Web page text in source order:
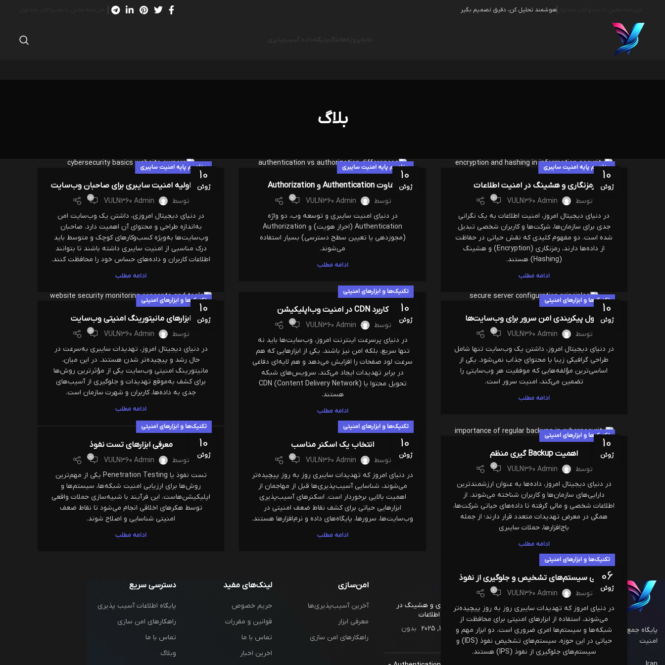
هوشمند تحلیل کن، دقیق تصمیم بگیر
بلاگ
10
ژوئن
مفاهیم پایه امنیت سایبری
رمزنگاری و هشینگ در امنیت اطلاعات
توسط VULN360 Admin
0
در دنیای دیجیتال امروز، امنیت اطلاعات به یک نگرانی
جدی برای سازمان‌ها، شرکت‌ها و کاربران شخصی تبدیل
شده است. دو مفهوم کلیدی که نقش حیاتی در حفاظت
از داده‌ها دارند، رمزنگاری (Encryption) و هشینگ
(Hashing) هستند.
ادامه مطلب
10
ژوئن
مفاهیم پایه امنیت سایبری
تفاوت Authentication و Authorization
توسط VULN360 Admin
0
در دنیای امنیت سایبری و توسعه وب، دو واژه
Authentication (احراز هویت) و Authorization
(مجوزدهی یا تعیین سطح دسترسی) بسیار استفاده
می‌شوند.
ادامه مطلب
10
ژوئن
مفاهیم پایه امنیت سایبری
اصول اولیه امنیت سایبری برای صاحبان وب‌سایت
توسط VULN360 Admin
0
در دنیای دیجیتال امروزی، داشتن یک وب‌سایت امن
به‌اندازه طراحی و محتوای آن اهمیت دارد. صاحبان
وب‌سایت‌ها به‌ویژه کسب‌وکارهای کوچک و متوسط باید
درک مناسبی از امنیت سایبری داشته باشند تا بتوانند
اطلاعات کاربران و داده‌های حساس خود را محافظت کنند.
ادامه مطلب
10
ژوئن
تکنیک‌ها و ابزارهای امنیتی
اصول پیکربندی امن سرور برای وب‌سایت‌ها
توسط VULN360 Admin
0
در دنیای دیجیتال امروز، داشتن یک وب‌سایت تنها شامل
طراحی گرافیکی زیبا یا محتوای جذاب نمی‌شود. یکی از
اساسی‌ترین مؤلفه‌هایی که موفقیت هر وب‌سایتی را
تضمین می‌کند، امنیت سرور است.
ادامه مطلب
10
ژوئن
تکنیک‌ها و ابزارهای امنیتی
کاربرد CDN در امنیت وب‌اپلیکیشن
توسط VULN360 Admin
0
در دنیای پرسرعت اینترنت امروز، وب‌سایت‌ها باید نه
تنها سریع، بلکه امن نیز باشند. یکی از ابزارهایی که هم
سرعت لود صفحات را افزایش می‌دهد و هم لایه‌ای دفاعی
در برابر تهدیدات ایجاد می‌کند، سرویس‌های شبکه
تحویل محتوا یا CDN (Content Delivery Network)
هستند.
ادامه مطلب
10
ژوئن
تکنیک‌ها و ابزارهای امنیتی
ابزارهای مانیتورینگ امنیتی وب‌سایت
توسط VULN360 Admin
0
در دنیای دیجیتال امروز، تهدیدات سایبری به‌سرعت در
حال رشد و پیچیده‌تر شدن هستند. در این میان،
مانیتورینگ امنیتی وب‌سایت یکی از مؤثرترین روش‌ها
برای کشف به‌موقع تهدیدات و جلوگیری از آسیب‌های
جدی به داده‌ها، کاربران و شهرت سازمان است.
ادامه مطلب
10
ژوئن
تکنیک‌ها و ابزارهای امنیتی
اهمیت Backup گیری منظم
توسط VULN360 Admin
0
در دنیای دیجیتال امروز، داده‌ها به عنوان ارزشمندترین
دارایی‌های سازمان‌ها و کاربران شناخته می‌شوند. از
اطلاعات شخصی و مالی گرفته تا داده‌های حیاتی شرکت‌ها،
همگی در معرض تهدیدات متعدد قرار دارند؛ از جمله
باج‌افزارها، حملات سایبری
ادامه مطلب
10
ژوئن
تکنیک‌ها و ابزارهای امنیتی
انتخاب یک اسکنر مناسب
توسط VULN360 Admin
0
در دنیای امروز که تهدیدات سایبری روز به روز پیچیده‌تر
می‌شوند، شناسایی آسیب‌پذیری‌ها قبل از مهاجمان از
اهمیت بالایی برخوردار است. اسکنرهای آسیب‌پذیری
ابزارهایی حیاتی برای کشف نقاط ضعف امنیتی در
وب‌سایت‌ها، سرورها، پایگاه‌های داده و نرم‌افزارها هستند.
ادامه مطلب
10
ژوئن
تکنیک‌ها و ابزارهای امنیتی
معرفی ابزارهای تست نفوذ
توسط VULN360 Admin
0
تست نفوذ یا Penetration Testing یکی از مهم‌ترین
روش‌ها برای ارزیابی امنیت شبکه‌ها، سیستم‌ها و
اپلیکیشن‌هاست. این فرآیند با شبیه‌سازی حملات واقعی
توسط هکرهای اخلاقی انجام می‌شود تا نقاط ضعف
امنیتی شناسایی و اصلاح شوند.
ادامه مطلب
06
ژوئن
تکنیک‌ها و ابزارهای امنیتی
معرفی سیستم‌های تشخیص و جلوگیری از نفوذ
توسط VULN360 Admin
0
در دنیای امروز که تهدیدات سایبری روز به روز پیچیده‌تر
می‌شوند، استفاده از ابزارهای امنیتی برای محافظت از
شبکه‌ها و سیستم‌ها امری ضروری است. دو ابزار مهم و
حیاتی در این حوزه، سیستم‌های تشخیص نفوذ (IDS) و
سیستم‌های جلوگیری از نفوذ (IPS) هستند.
پایگاه جمع‌آوری آسیب‌پذیری‌ها و راهکار‌های
امنیت
RECENT POSTS
رمزنگاری و هشینگ در
امنیت اطلاعات
ژوئن 10, 2025
بدون
دیدگاه
امن‌سازی
آخرین آسیب‌پذیری‌ها
معرفی ابزار
راهکار‌های امن سازی
لینک‌های مفید
حریم خصوص
قوانین و مقررات
تماس با ما
اخرین اخبار
دسترسی سریع
پایگاه اطلاعات آسیب پذیری
راهکار‌های امن سازی
تماس با ما
وبلاگ